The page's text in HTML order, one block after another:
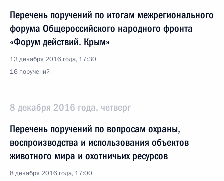
Перечень поручений по итогам межрегионального
форума Общероссийского народного фронта
«Форум действий. Крым»
13 декабря 2016 года, 17:30
16 поручений
8 декабря 2016 года, четверг
Перечень поручений по вопросам охраны,
воспроизводства и использования объектов
животного мира и охотничьих ресурсов
8 декабря 2016 года, 17:00